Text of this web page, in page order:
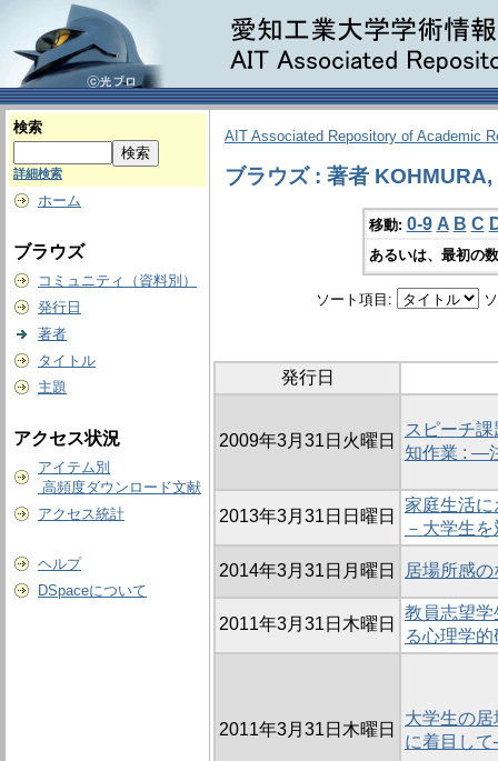
検索
詳細検索
ホーム
ブラウズ
コミュニティ（資料別）
発行日
著者
タイトル
主題
アクセス状況
アイテム別
高頻度ダウンロード文献
アクセス統計
ヘルプ
DSpaceについて
AIT Associated Repository of Academic
ブラウズ : 著者
移動: 0-9 A B C
あるいは、最初の
ソート項目:
発行日
2009年3月31日火曜日
スピーチ
知作業 : ―
2013年3月31日日曜日
家庭生活
－大学生
2014年3月31日月曜日 居場所感
2011年3月31日木曜日
教員志望
る心理学的
2011年3月31日木曜日
大学生の
に着目し